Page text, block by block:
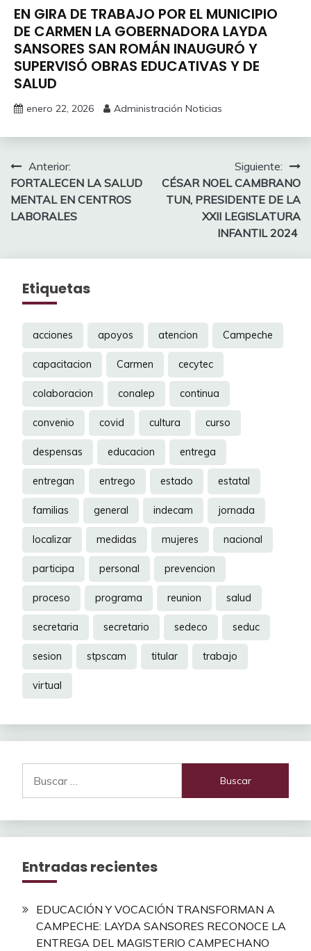
EN GIRA DE TRABAJO POR EL MUNICIPIO
DE CARMEN LA GOBERNADORA LAYDA
SANSORES SAN ROMÁN INAUGURÓ Y
SUPERVISÓ OBRAS EDUCATIVAS Y DE
SALUD
enero 22, 2026 Administración Noticias
Navegación
de
entradas
Anterior:
FORTALECEN LA SALUD
MENTAL EN CENTROS
LABORALES
Siguiente:
CÉSAR NOEL CAMBRANO
TUN, PRESIDENTE DE LA
XXII LEGISLATURA
INFANTIL 2024
Etiquetas
acciones apoyos atencion Campeche
capacitacion Carmen cecytec
colaboracion conalep continua
convenio covid cultura curso
despensas educacion entrega
entregan entrego estado estatal
familias general indecam jornada
localizar medidas mujeres nacional
participa personal prevencion
proceso programa reunion salud
secretaria secretario sedeco seduc
sesion stpscam titular trabajo
virtual
Entradas recientes
EDUCACIÓN Y VOCACIÓN TRANSFORMAN A
CAMPECHE: LAYDA SANSORES RECONOCE LA
ENTREGA DEL MAGISTERIO CAMPECHANO